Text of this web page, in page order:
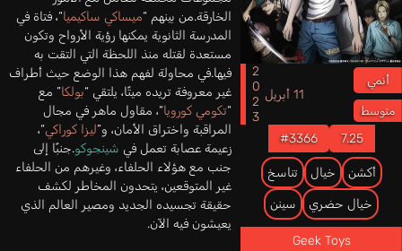
أنمي
متوسط
11 أبريل 2023
7.25
#3366
أكشن خيال تناسخ
خيال حضري سينن
Geek Toys
الخارقة.من بينهم “ميساكي ساكيميا“، فتاة في
المدرسة الثانوية يمكنها رؤية الأرواح وتكون
مستعدة لقتله منذ اللحظة التي التقت به
فيها.في محاولة لفهم هذا الوضع حيث أطراف
غير معروفة تريده ميتًا، يلتقي “بولكا” مع
“تكومي كورويا“، مقاول ماهر في مجال
المراقبة واختراق الأمان، و”ليزا كوراكي“،
زعيمة عصابة تعمل في شينجوكو.جنبًا إلى
جنب مع هؤلاء الحلفاء، وغيرهم من الحلفاء
غير المتوقعين، يتحدون المخاطر لكشف
حقيقة تجسيده الجديد ومصير العالم الذي
يعيشون فيه الآن.